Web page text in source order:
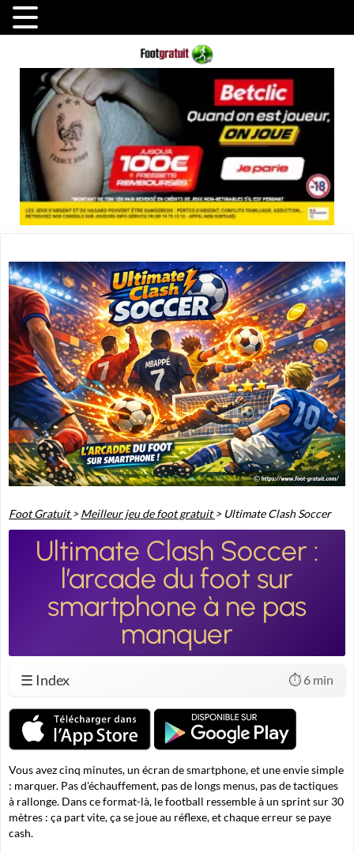
Foot Gratuit >Meilleur jeu de foot gratuit > Ultimate Clash Soccer
Ultimate Clash Soccer :
l’arcade du foot sur
smartphone à ne pas
manquer
☰ Index ⏱️ 6 min
Vous avez cinq minutes, un écran de smartphone, et une envie simple
: marquer. Pas d'échauffement, pas de longs menus, pas de tactiques
à rallonge. Dans ce format-là, le football ressemble à un sprint sur 30
mètres : ça part vite, ça se joue au réflexe, et chaque erreur se paye
cash.